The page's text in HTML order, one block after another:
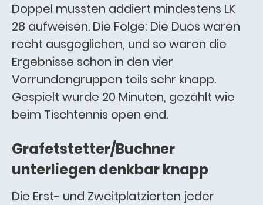
Doppel mussten addiert mindestens LK
28 aufweisen. Die Folge: Die Duos waren
recht ausgeglichen, und so waren die
Ergebnisse schon in den vier
Vorrundengruppen teils sehr knapp.
Gespielt wurde 20 Minuten, gezählt wie
beim Tischtennis open end.
Grafetstetter/Buchner
unterliegen denkbar knapp
Die Erst- und Zweitplatzierten jeder